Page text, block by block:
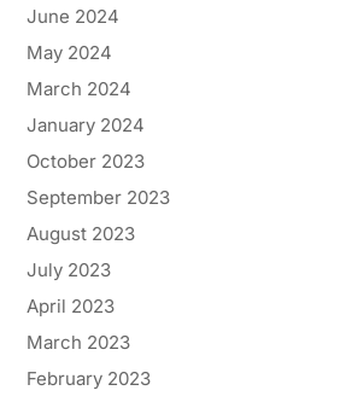
June 2024
May 2024
March 2024
January 2024
October 2023
September 2023
August 2023
July 2023
April 2023
March 2023
February 2023